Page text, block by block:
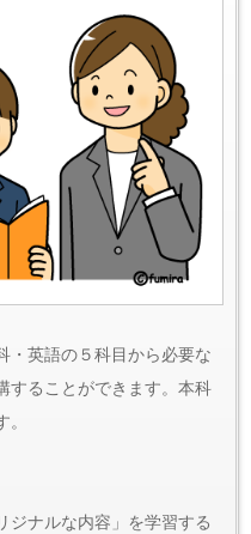
・英語の５科目から必要な
することができます。本科
ジナルな内容」を学習する